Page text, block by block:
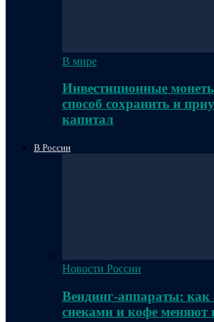
В мире
Инвестиционные
способ сохранить и
капитал
В России
Новости России
Вендинг-аппараты: как
снеками и кофе меняют